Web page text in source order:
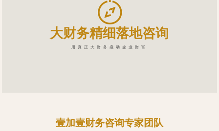
大财务精细落地咨询
用真正大财务撬动企业财富
壹加壹财务咨询专家团队